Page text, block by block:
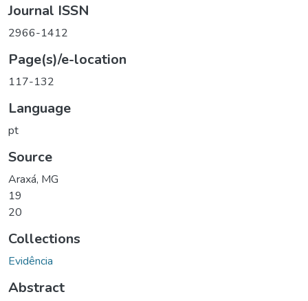
Journal ISSN
2966-1412
Page(s)/e-location
117-132
Language
pt
Source
Araxá, MG
19
20
Collections
Evidência
Abstract